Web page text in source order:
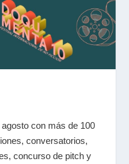
agosto con más de 100
conversatorios,
concurso de pitch y